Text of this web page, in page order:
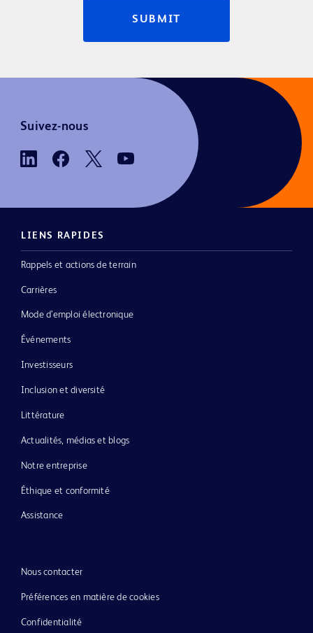
SUBMIT
Suivez-nous
LIENS RAPIDES
Rappels et actions de terrain
Carrières
Mode d’emploi électronique
Événements
Investisseurs
Inclusion et diversité
Littérature
Actualités, médias et blogs
Notre entreprise
Éthique et conformité
Assistance
Nous contacter
Préférences en matière de cookies
Confidentialité